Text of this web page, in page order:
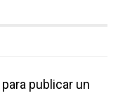
para publicar un